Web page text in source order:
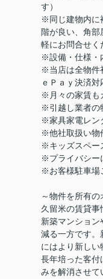
す）
※同じ建物内に
階が良い、角
軽にお問合せく
※設備・仕様・
※当店は全物件
ｅＰａｙ決済対
※月々の家賃も
※引越し業者の
※家具家電レン
※他社取扱い物
※キッズスペー
※プライバシー
※お客様駐車場
～物件を所有の
久留米の賃貸事
新築マンショ
減る一方です。
にはより新し
長年培った客付
みを解消させて